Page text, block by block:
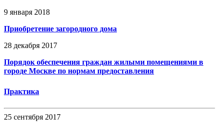
9 января 2018
Приобретение загородного дома
28 декабря 2017
Порядок обеспечения граждан жилыми помещениями в
городе Москве по нормам предоставления
Практика
25 сентября 2017